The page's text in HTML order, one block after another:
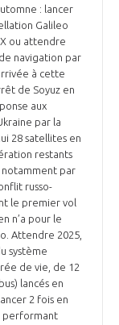
: lancer
Galileo
ou attendre
navigation par
à cette
de Soyuz en
aux
par la
28 satellites en
restants
notamment par
russo-
le premier vol
n’a pour le
Attendre 2025,
système
de vie, de 12
lancés en
2 fois en
performant